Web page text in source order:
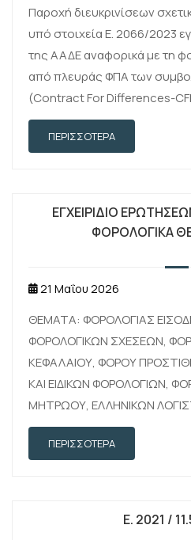
Παροχή διευκρινίσεων
υπό στοιχεία Ε. 2066/2023
της ΑΑΔΕ αναφορικά με τη
από πλευράς ΦΠΑ των
(Contract For Differences-
ΠΕΡΙΣΣΌΤΕΡΑ
ΕΓΧΕΙΡΙΔΙΟ
ΦΟΡΟΛΟΓΙΚΑ
21 Μαΐου 2026
ΘΕΜΑΤΑ: ΦΟΡΟΛΟΓΙΑΣ
ΦΟΡΟΛΟΓΙΚΩΝ ΣΧΕΣΕΩΝ,
ΚΕΦΑΛΑΙΟΥ, ΦΟΡΟΥ
ΚΑΙ ΕΙΔΙΚΩΝ ΦΟΡΟΛΟΓΙΩΝ,
ΜΗΤΡΩΟΥ, ΕΛΛΗΝΙΚΩΝ
ΦΟΡΟΛΟΓΙΚΗΣ
ΔΗΜΟΣΙΩΝ ΕΣΟΔΩΝ, ΠΟΥ
ΠΕΡΙΣΣΌΤΕΡΑ
Ε. 2021 /